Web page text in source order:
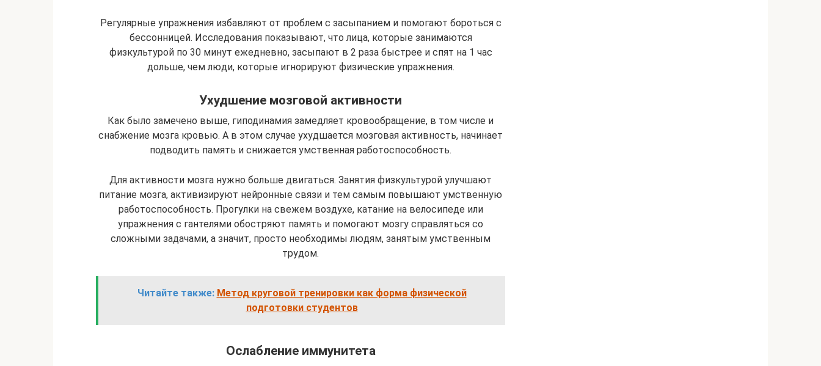
Регулярные упражнения избавляют от проблем с засыпанием и помогают бороться с
бессонницей. Исследования показывают, что лица, которые занимаются
физкультурой по 30 минут ежедневно, засыпают в 2 раза быстрее и спят на 1 час
дольше, чем люди, которые игнорируют физические упражнения.
Ухудшение мозговой активности
Как было замечено выше, гиподинамия замедляет кровообращение, в том числе и
снабжение мозга кровью. А в этом случае ухудшается мозговая активность, начинает
подводить память и снижается умственная работоспособность.
Для активности мозга нужно больше двигаться. Занятия физкультурой улучшают
питание мозга, активизируют нейронные связи и тем самым повышают умственную
работоспособность. Прогулки на свежем воздухе, катание на велосипеде или
упражнения с гантелями обостряют память и помогают мозгу справляться со
сложными задачами, а значит, просто необходимы людям, занятым умственным
трудом.
Читайте также: Метод круговой тренировки как форма физической
подготовки студентов
Ослабление иммунитета